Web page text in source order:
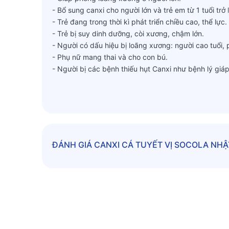
- Bổ sung canxi cho người lớn và trẻ em từ 1 tuổi trở
- Trẻ đang trong thời kì phát triển chiều cao, thể lực.
- Trẻ bị suy dinh dưỡng, còi xương, chậm lớn.
- Người có dấu hiệu bị loãng xương: người cao tuổi,
- Phụ nữ mang thai và cho con bú.
- Người bị các bệnh thiếu hụt Canxi như bệnh lý
- Trẻ 01-06 tuổi uống 1 muỗng (10g bột canxi cá
- Có thể pha với nước ấm hoặc pha canxi cá tuyết
ĐÁNH GIÁ CANXI CÁ TUYẾT VỊ SOCOLA